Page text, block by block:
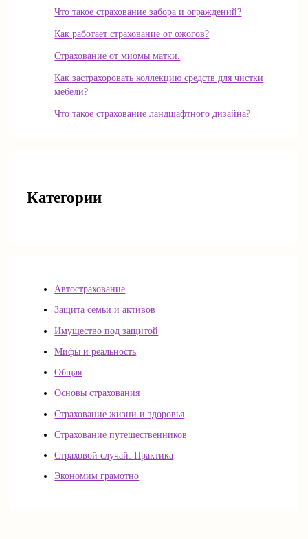
Что такое страхование забора и ограждений?
Как работает страхование от ожогов?
Страхование от миомы матки.
Как застрахоровать коллекцию средств для чистки
мебели?
Что такое страхование ландшафтного дизайна?
Категории
Автострахование
Защита семьи и активов
Имущество под защитой
Мифы и реальность
Общая
Основы страхования
Страхование жизни и здоровья
Страхование путешественников
Страховой случай: Практика
Экономим грамотно